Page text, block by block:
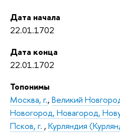
Дата начала
22.01.1702
Дата конца
22.01.1702
Топонимы
Москва, г., Великий
Новогород, Новагород,
Псков, г. , Курляндия